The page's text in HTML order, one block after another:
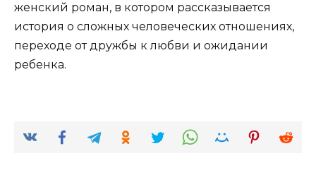
женский роман, в котором рассказывается
история о сложных человеческих отношениях,
переходе от дружбы к любви и ожидании
ребенка.